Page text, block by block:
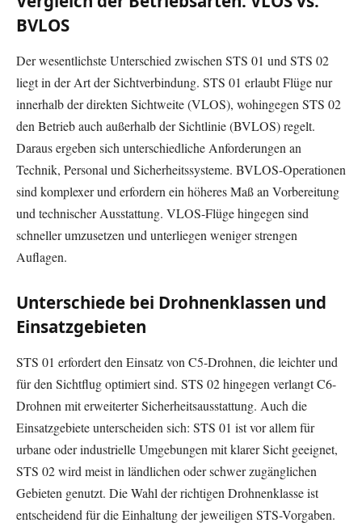
BVLOS
Der wesentlichste Unterschied zwischen STS 01 und STS 02
liegt in der Art der Sichtverbindung. STS 01 erlaubt Flüge nur
innerhalb der direkten Sichtweite (VLOS), wohingegen STS 02
den Betrieb auch außerhalb der Sichtlinie (BVLOS) regelt.
Daraus ergeben sich unterschiedliche Anforderungen an
Technik, Personal und Sicherheitssysteme. BVLOS-Operationen
sind komplexer und erfordern ein höheres Maß an Vorbereitung
und technischer Ausstattung. VLOS-Flüge hingegen sind
schneller umzusetzen und unterliegen weniger strengen
Auflagen.
Unterschiede bei Drohnenklassen und
Einsatzgebieten
STS 01 erfordert den Einsatz von C5-Drohnen, die leichter und
für den Sichtflug optimiert sind. STS 02 hingegen verlangt C6-
Drohnen mit erweiterter Sicherheitsausstattung. Auch die
Einsatzgebiete unterscheiden sich: STS 01 ist vor allem für
urbane oder industrielle Umgebungen mit klarer Sicht geeignet,
STS 02 wird meist in ländlichen oder schwer zugänglichen
Gebieten genutzt. Die Wahl der richtigen Drohnenklasse ist
entscheidend für die Einhaltung der jeweiligen STS-Vorgaben.